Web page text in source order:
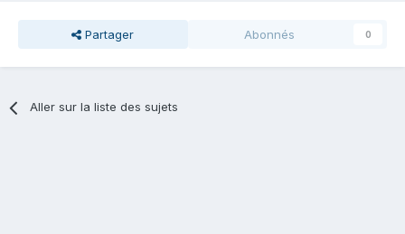
Partager Abonnés 0
Aller sur la liste des sujets